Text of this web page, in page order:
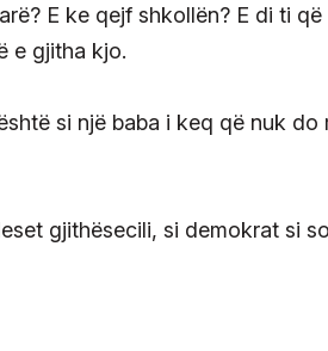
E ke qejf shkollën? E di ti
e gjitha kjo.
si një baba i keq që nuk do
gjithësecili, si demokrat si